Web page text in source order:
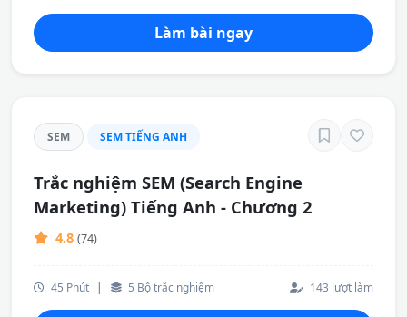
Làm bài ngay
SEM SEM TIẾNG ANH
Trắc nghiệm SEM (Search Engine
Marketing) Tiếng Anh - Chương 2
4.8 (74)
45 Phút | 5 Bộ trắc nghiệm 143 lượt làm